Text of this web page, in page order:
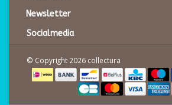
Newsletter
Socialmedia
© Copyright 2026 collectura